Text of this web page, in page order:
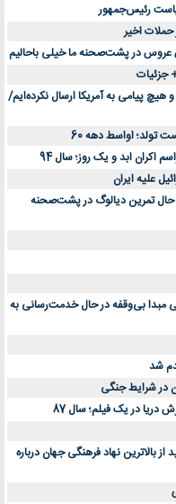
| بررسی ۱۲ مدل برتر
رئیس‌جمهور
اخیر
جزئیات
پیامی به آمریکا ارسال نکرده‌ایم/
اواسط دهه 60
اکران ابد و یک روز؛ سال 94
حال تمرین دیالوگ در پشت‌صحنه
مبدا بی‌وقفه در حال خدمت‌رسانی به
در شرایط جنگی
در یک فیلم؛ سال 87
بالاترین نهاد فرهنگی جهان درباره